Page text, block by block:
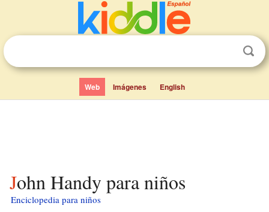
Web Imágenes English
John Handy para niños
Enciclopedia para niños